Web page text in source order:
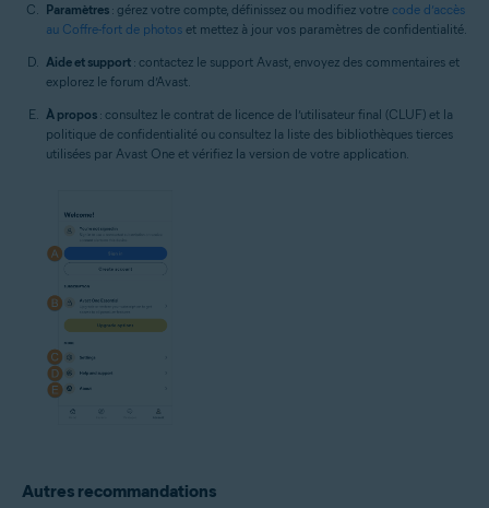
Paramètres : gérez votre compte, définissez ou modifiez votre code d’accès
au Coffre-fort de photos et mettez à jour vos paramètres de confidentialité.
Aide et support : contactez le support Avast, envoyez des commentaires et
explorez le forum d’Avast.
À propos : consultez le contrat de licence de l’utilisateur final (CLUF) et la
politique de confidentialité ou consultez la liste des bibliothèques tierces
utilisées par Avast One et vérifiez la version de votre application.
Autres recommandations